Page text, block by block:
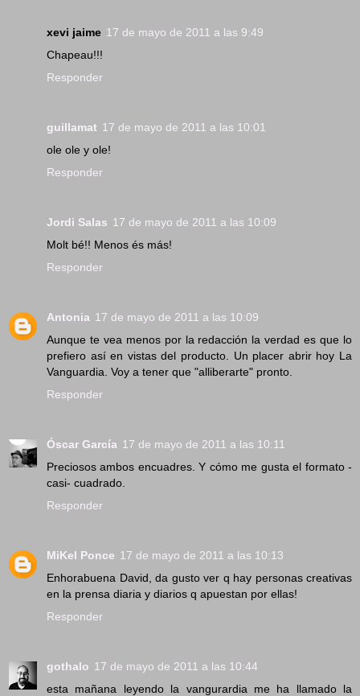
xevi jaime 17 de mayo de 2011 a las 9:49
Chapeau!!!
Responder
guillamat 17 de mayo de 2011 a las 10:01
ole ole y ole!
Responder
Jordi Salas 17 de mayo de 2011 a las 10:09
Molt bé!! Menos és más!
Responder
Antonia 17 de mayo de 2011 a las 10:09
Aunque te vea menos por la redacción la verdad es que lo
prefiero así en vistas del producto. Un placer abrir hoy La
Vanguardia. Voy a tener que "alliberarte" pronto.
Responder
Óscar García 17 de mayo de 2011 a las 10:11
Preciosos ambos encuadres. Y cómo me gusta el formato -
casi- cuadrado.
Responder
MiKel Ponce 17 de mayo de 2011 a las 10:13
Enhorabuena David, da gusto ver q hay personas creativas
en la prensa diaria y diarios q apuestan por ellas!
Responder
gothalo 17 de mayo de 2011 a las 10:44
esta mañana leyendo la vangurardia me ha llamado la